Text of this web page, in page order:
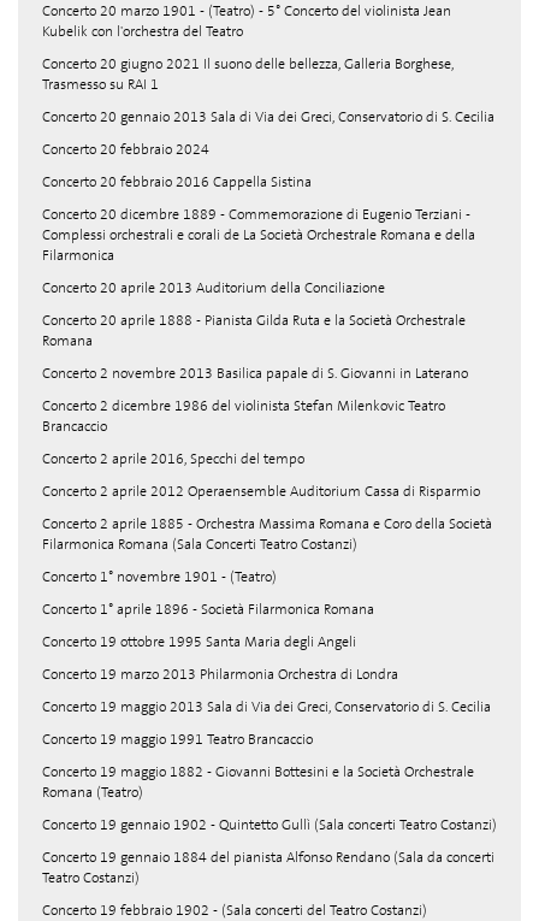
Concerto 20 marzo 1901 - (Teatro) - 5° Concerto del violinista Jean
Kubelik con l'orchestra del Teatro
Concerto 20 giugno 2021 Il suono delle bellezza, Galleria Borghese,
Trasmesso su RAI 1
Concerto 20 gennaio 2013 Sala di Via dei Greci, Conservatorio di S. Cecilia
Concerto 20 febbraio 2024
Concerto 20 febbraio 2016 Cappella Sistina
Concerto 20 dicembre 1889 - Commemorazione di Eugenio Terziani -
Complessi orchestrali e corali de La Società Orchestrale Romana e della
Filarmonica
Concerto 20 aprile 2013 Auditorium della Conciliazione
Concerto 20 aprile 1888 - Pianista Gilda Ruta e la Società Orchestrale
Romana
Concerto 2 novembre 2013 Basilica papale di S. Giovanni in Laterano
Concerto 2 dicembre 1986 del violinista Stefan Milenkovic Teatro
Brancaccio
Concerto 2 aprile 2016, Specchi del tempo
Concerto 2 aprile 2012 Operaensemble Auditorium Cassa di Risparmio
Concerto 2 aprile 1885 - Orchestra Massima Romana e Coro della Società
Filarmonica Romana (Sala Concerti Teatro Costanzi)
Concerto 1° novembre 1901 - (Teatro)
Concerto 1° aprile 1896 - Società Filarmonica Romana
Concerto 19 ottobre 1995 Santa Maria degli Angeli
Concerto 19 marzo 2013 Philarmonia Orchestra di Londra
Concerto 19 maggio 2013 Sala di Via dei Greci, Conservatorio di S. Cecilia
Concerto 19 maggio 1991 Teatro Brancaccio
Concerto 19 maggio 1882 - Giovanni Bottesini e la Società Orchestrale
Romana (Teatro)
Concerto 19 gennaio 1902 - Quintetto Gullì (Sala concerti Teatro Costanzi)
Concerto 19 gennaio 1884 del pianista Alfonso Rendano (Sala da concerti
Teatro Costanzi)
Concerto 19 febbraio 1902 - (Sala concerti del Teatro Costanzi)